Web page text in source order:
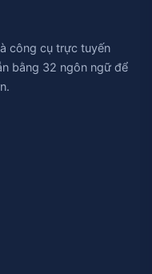
công cụ trực tuyến
bằng 32 ngôn ngữ để